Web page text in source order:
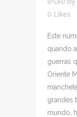
0
Likes
Este
quando
guerras
Oriente
grandes
mundo,